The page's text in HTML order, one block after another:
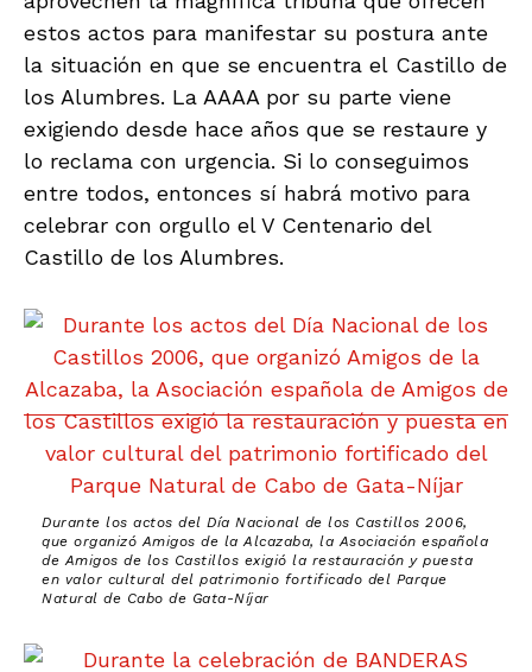
estos actos para manifestar su postura ante
la situación en que se encuentra el Castillo de
los Alumbres. La AAAA por su parte viene
exigiendo desde hace años que se restaure y
lo reclama con urgencia. Si lo conseguimos
entre todos, entonces sí habrá motivo para
celebrar con orgullo el V Centenario del
Castillo de los Alumbres.
Durante los actos del Día Nacional de los Castillos 2006,
que organizó Amigos de la Alcazaba, la Asociación española
de Amigos de los Castillos exigió la restauración y puesta
en valor cultural del patrimonio fortificado del Parque
Natural de Cabo de Gata-Níjar